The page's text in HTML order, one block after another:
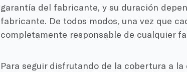
garantía del fabricante, y su duración
fabricante. De todos modos, una vez que
completamente responsable de cualquier
Para seguir disfrutando de la cobertura a